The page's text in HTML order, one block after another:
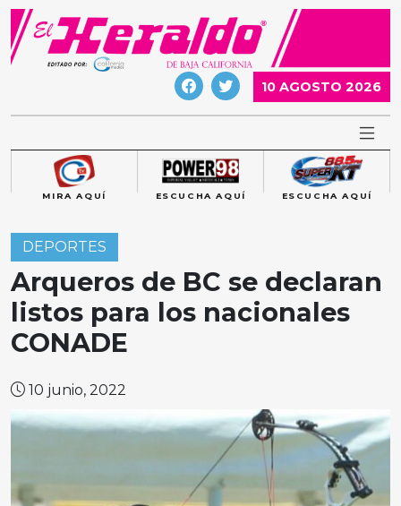
Skip
content
10 AGOSTO 2026
MIRA AQUÍ ESCUCHA AQUÍ ESCUCHA AQUÍ
DEPORTES
Arqueros de BC se declaran
listos para los nacionales
CONADE
10 junio, 2022